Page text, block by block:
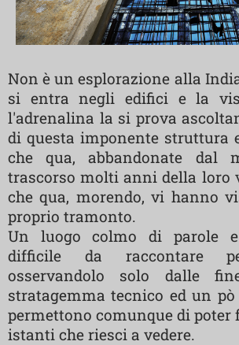
Non è un esplorazione alla
si entra negli edifici e la
l'adrenalina la si prova
di questa imponente struttura
che qua, abbandonate dal
trascorso molti anni della loro
che qua, morendo, vi hanno
proprio tramonto.
Un luogo colmo di parole
difficile da raccontare
osservandolo solo dalle
stratagemma tecnico ed un
permettono comunque di poter
istanti che riesci a vedere.